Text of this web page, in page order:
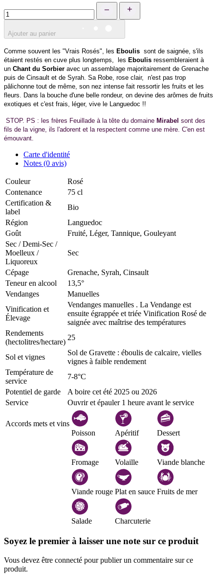
+
Ajouter au panier
Comme souvent les "Vrais Rosés", les Eboulis sont de saignée, s'ils
étaient restés en cuve plus longtemps, les Eboulis ressembleraient à
un Chant du Sorbier avec un assemblage majoritairement de Grenache
puis de Cinsault et de Syrah. Sa Robe, rose clair, n'est pas trop
pâlichonne tout de même, son nez intense fait ressortir les fruits et les
fleurs. Dans la bouche d'une belle rondeur, on devine des arômes de fruits
exotiques et c'est frais, léger, vive le Languedoc !!
STOP. PS : les frères Feuillade à la tête du domaine Mirabel sont des
fils de la vigne, ils l'adorent et la respectent comme une mère. C'en est
émouvant.
Carte d'identité
Notes (0 avis)
Couleur
Rosé
Contenance
75 cl
Certification &
label
Bio
Région
Languedoc
Goût
Fruité, Léger, Tannique, Gouleyant
Sec / Demi-Sec /
Moelleux /
Liquoreux
Sec
Cépage
Grenache, Syrah, Cinsault
Teneur en alcool
13,5°
Vendanges
Manuelles
Vinification et
Élevage
Vendanges manuelles . La Vendange est
ensuite égrappée et triée Vinification Rosé de
saignée avec maîtrise des températures
Rendements
(hectolitres/hectare)
25
Sol et vignes
Sol de Gravette : éboulis de calcaire, vielles
vignes à faible rendement
Température de
service
7-8°C
Potentiel de garde
A boire cet été 2025 ou 2026
Service
Ouvrir et épauler 1 heure avant le service
Accords mets et vins
Poisson
Apéritif Dessert
Fromage Volaille Viande blanche
Viande rouge Plat en sauce Fruits de mer
Salade Charcuterie
Soyez le premier à laisser une note sur ce produit
Vous devez être connecté pour publier un commentaire sur ce
produit.